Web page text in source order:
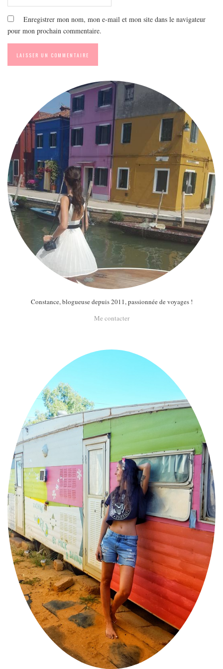
Enregistrer mon nom, mon e-mail et mon site dans le navigateur
pour mon prochain commentaire.
Constance, blogueuse depuis 2011, passionnée de voyages !
Me contacter